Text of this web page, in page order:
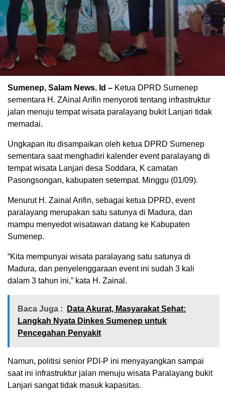
Sumenep, Salam News. Id – Ketua DPRD Sumenep
sementara H. ZAinal Arifin menyoroti tentang infrastruktur
jalan menuju tempat wisata paralayang bukit Lanjari tidak
memadai.
Ungkapan itu disampaikan oleh ketua DPRD Sumenep
sementara saat menghadiri kalender event paralayang di
tempat wisata Lanjari desa Soddara, K camatan
Pasongsongan, kabupaten setempat. Minggu (01/09).
Menurut H. Zainal Arifin, sebagai ketua DPRD, event
paralayang merupakan satu satunya di Madura, dan
mampu menyedot wisatawan datang ke Kabupaten
Sumenep.
“Kita mempunyai wisata paralayang satu satunya di
Madura, dan penyelenggaraan event ini sudah 3 kali
dalam 3 tahun ini,” kata H. Zainal.
Baca Juga :
Data Akurat, Masyarakat Sehat:
Langkah Nyata Dinkes Sumenep untuk
Pencegahan Penyakit
Namun, politisi senior PDI-P ini menyayangkan sampai
saat ini infrastruktur jalan menuju wisata Paralayang bukit
Lanjari sangat tidak masuk kapasitas.